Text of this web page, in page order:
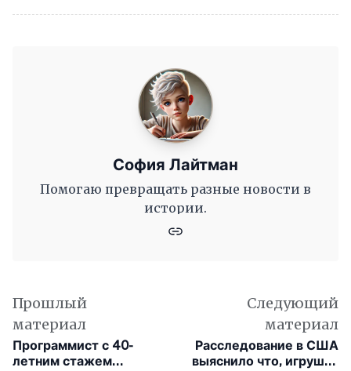
София Лайтман
Помогаю превращать разные новости в
истории.
Прошлый
материал
Программист с 40-
летним стажем
Следующий
материал
Расследование в США
выяснило что, игрушка